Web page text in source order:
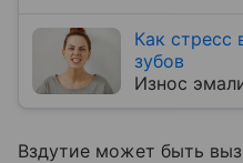
Как стресс
зубов
Износ
Вздутие может быть